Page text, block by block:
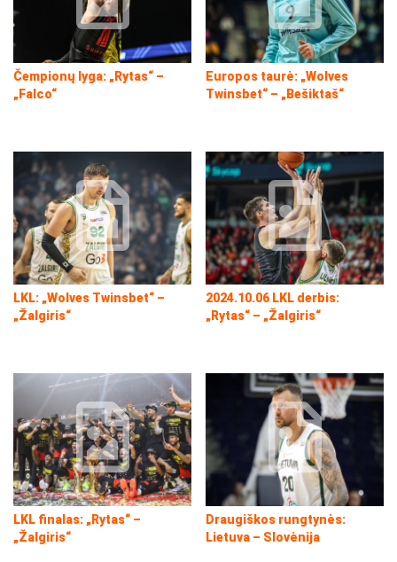
Čempionų lyga: „Rytas“ –
„Falco“
Europos taurė: „Wolves
Twinsbet“ – „Bešiktaš“
LKL: „Wolves Twinsbet“ –
„Žalgiris“
2024.10.06 LKL derbis:
„Rytas“ – „Žalgiris“
LKL finalas: „Rytas“ –
„Žalgiris“
Draugiškos rungtynės:
Lietuva – Slovėnija